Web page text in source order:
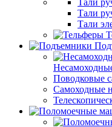
Тали
Тали
Тали
Поводковые
Самоходные